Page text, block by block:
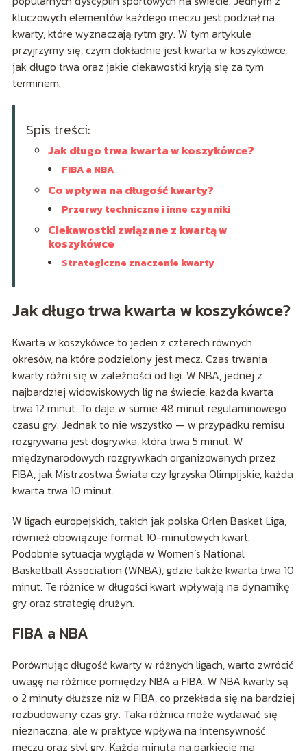
kluczowych elementów każdego meczu jest podział na
kwarty, które wyznaczają rytm gry. W tym artykule
przyjrzymy się, czym dokładnie jest kwarta w koszykówce,
jak długo trwa oraz jakie ciekawostki kryją się za tym
terminem.
Spis treści:
Jak długo trwa kwarta w koszykówce?
FIBA a NBA
Co wpływa na długość kwarty?
Przerwy techniczne i inne czynniki
Ciekawostki związane z kwartą w
koszykówce
Strategiczne znaczenie kwarty
Jak długo trwa kwarta w koszykówce?
Kwarta w koszykówce to jeden z czterech równych
okresów, na które podzielony jest mecz. Czas trwania
kwarty różni się w zależności od ligi. W NBA, jednej z
najbardziej widowiskowych lig na świecie, każda kwarta
trwa 12 minut. To daje w sumie 48 minut regulaminowego
czasu gry. Jednak to nie wszystko — w przypadku remisu
rozgrywana jest dogrywka, która trwa 5 minut. W
międzynarodowych rozgrywkach organizowanych przez
FIBA, jak Mistrzostwa Świata czy Igrzyska Olimpijskie, każda
kwarta trwa 10 minut.
W ligach europejskich, takich jak polska Orlen Basket Liga,
również obowiązuje format 10-minutowych kwart.
Podobnie sytuacja wygląda w Women’s National
Basketball Association (WNBA), gdzie także kwarta trwa 10
minut. Te różnice w długości kwart wpływają na dynamikę
gry oraz strategię drużyn.
FIBA a NBA
Porównując długość kwarty w różnych ligach, warto zwrócić
uwagę na różnice pomiędzy NBA a FIBA. W NBA kwarty są
o 2 minuty dłuższe niż w FIBA, co przekłada się na bardziej
rozbudowany czas gry. Taka różnica może wydawać się
nieznaczna, ale w praktyce wpływa na intensywność
meczu oraz styl gry. Każda minuta na parkiecie ma